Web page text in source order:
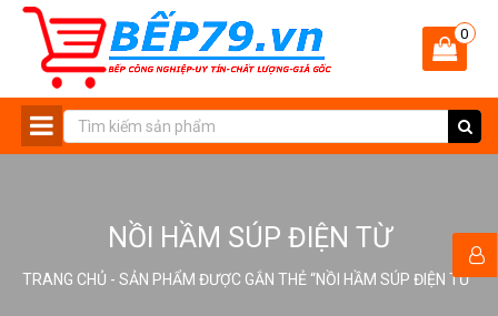
0
-
NỒI HẦM SÚP ĐIỆN TỪ
TRANG CHỦ - SẢN PHẨM ĐƯỢC GẮN THẺ “NỒI HẦM SÚP ĐIỆN TỪ”